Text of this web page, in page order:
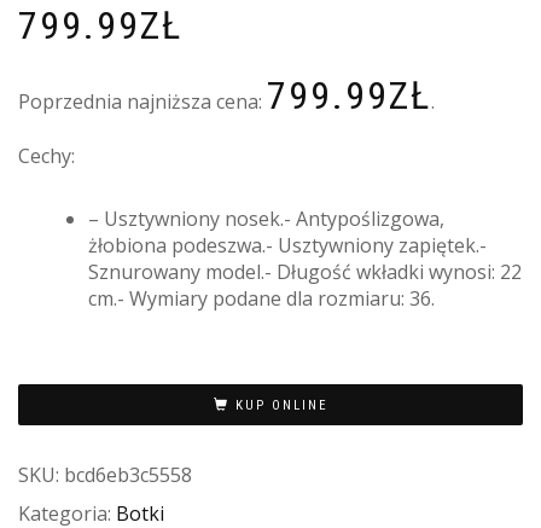
799.99ZŁ
Poprzednia najniższa cena: 799.99ZŁ.
Cechy:
– Usztywniony nosek.- Antypoślizgowa,
żłobiona podeszwa.- Usztywniony zapiętek.-
Sznurowany model.- Długość wkładki wynosi: 22
cm.- Wymiary podane dla rozmiaru: 36.
KUP ONLINE
SKU: bcd6eb3c5558
Kategoria: Botki